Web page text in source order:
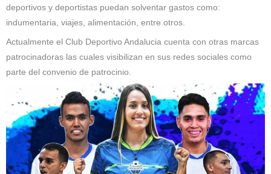
deportivos y deportistas puedan solventar gastos como:
indumentaria, viajes, alimentación, entre otros.
Actualmente el Club Deportivo Andalucia cuenta con otras marcas
patrocinadoras las cuales visibilizan en sus redes sociales como
parte del convenio de patrocinio.